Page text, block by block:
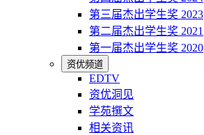
第三届杰出学生奖 2023
第二届杰出学生奖 2021
第一届杰出学生奖 2020
资优频道
EDTV
资优洞见
学苑撰文
相关资讯